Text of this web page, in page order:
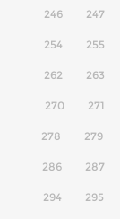
246 247
254 255
262 263
270 271
278 279
286 287
294 295